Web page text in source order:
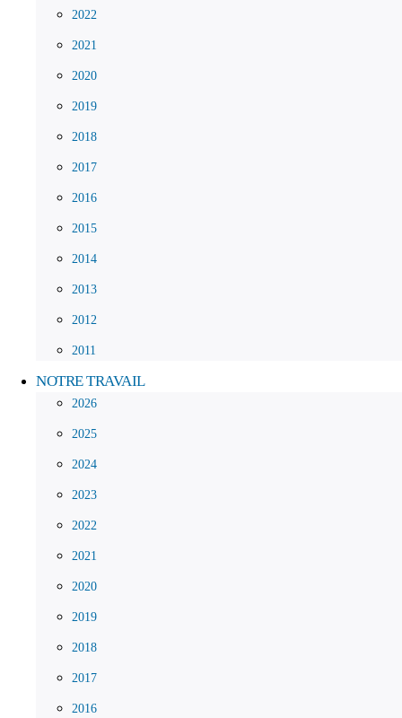
2022
2021
2020
2019
2018
2017
2016
2015
2014
2013
2012
2011
NOTRE TRAVAIL
2026
2025
2024
2023
2022
2021
2020
2019
2018
2017
2016